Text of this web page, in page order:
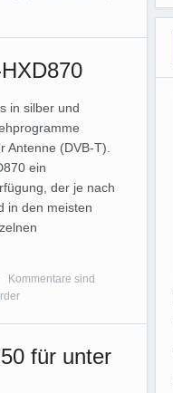
in silber und
Antenne (DVB-T).
ein
der je nach
in den meisten
Kommentare sind
für unter